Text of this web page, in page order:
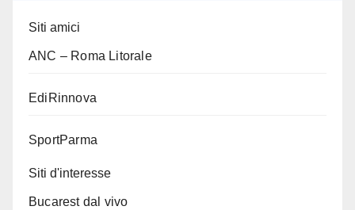
Siti amici
ANC – Roma Litorale
EdiRinnova
SportParma
Siti d'interesse
Bucarest dal vivo